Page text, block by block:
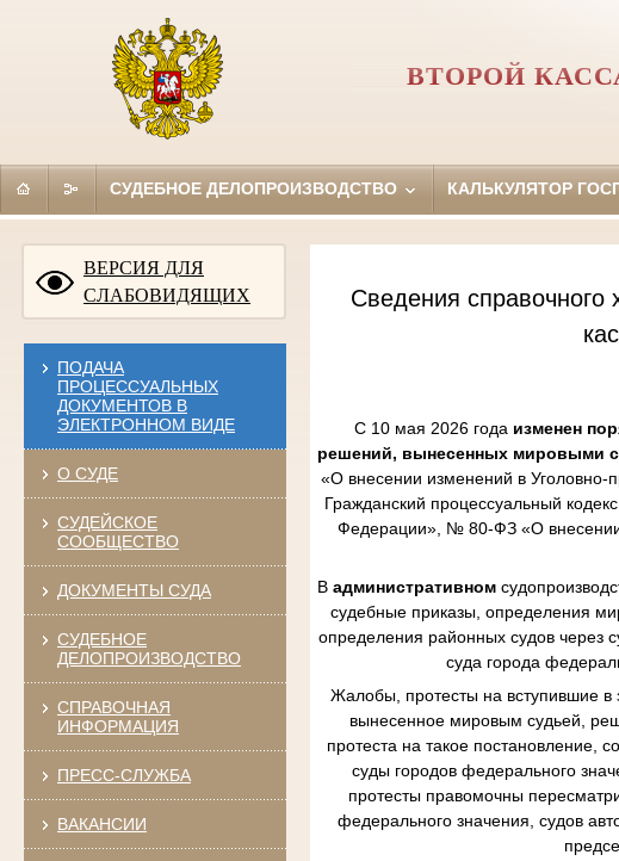
ВТОРОЙ
СУДЕБНОЕ ДЕЛОПРОИЗВОДСТВО КАЛЬКУЛЯТОР
ВЕРСИЯ ДЛЯ
СЛАБОВИДЯЩИХ
ПОДАЧА
ПРОЦЕССУАЛЬНЫХ
ДОКУМЕНТОВ В
ЭЛЕКТРОННОМ ВИДЕ
О СУДЕ
СУДЕЙСКОЕ
СООБЩЕСТВО
ДОКУМЕНТЫ СУДА
СУДЕБНОЕ
ДЕЛОПРОИЗВОДСТВО
СПРАВОЧНАЯ
ИНФОРМАЦИЯ
ПРЕСС-СЛУЖБА
ВАКАНСИИ
Сведения справочного
С 10 мая 2026 года изменен
решений, вынесенных мировыми
«О внесении изменений в
Гражданский процессуальный
Федерации», № 80-ФЗ «О внесении
В административном
судебные приказы, определения
определения районных судов через
суда города
Жалобы, протесты на вступившие в
вынесенное мировым судьей,
протеста на такое постановление,
суды городов федерального
протесты правомочны
федерального значения, судов